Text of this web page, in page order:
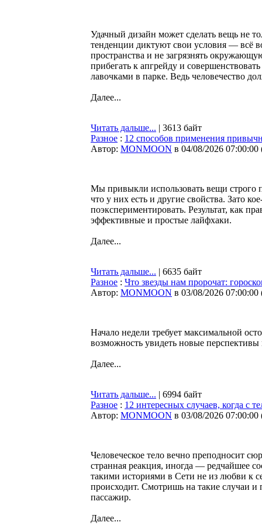
Удачный дизайн может сделать вещь не
тенденции диктуют свои условия — всё
пространства и не загрязнять
прибегать к апгрейду и
лавочками в парке. Ведь человечество
Далее...
Читать дальше... | 3613 байт
Разное : 12 способов применения
Автор: MONMOON в 04/08/2026 07:00:00
Мы привыкли использовать вещи строго
что у них есть и другие свойства. Зато
поэкспериментировать. Результат, как
эффективные и простые лайфхаки.
Далее...
Читать дальше... | 6635 байт
Разное : Что звезды нам пророчат:
Автор: MONMOON в 03/08/2026 07:00:00
Начало недели требует максимальной
возможность увидеть новые перспективы
Далее...
Читать дальше... | 6994 байт
Разное : 12 интересных случаев, когда с
Автор: MONMOON в 03/08/2026 07:00:00
Человеческое тело вечно преподносит
странная реакция, иногда — редчайшее
такими историями в Сети не из любви к
происходит. Смотришь на такие случаи
пассажир.
Далее...